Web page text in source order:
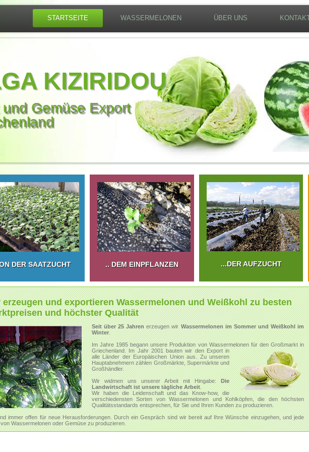
STARTSEITE WASSERMELONEN ÜBER UNS
KIZIRIDOU
Gemüse Export
DER SAATZUCHT .. DEM EINPFLANZEN ...DER AUFZUCHT
erzeugen und exportieren Wassermelonen und Weißkohl zu besten
und höchster Qualität
Seit über 25 Jahrenerzeugen wirWassermelonen im Sommer und Weißkohl im
Winter.
Im Jahre 1985 begann unsere Produktion von Wassermelonen für den Großmarkt in
Griechenland.Im Jahr 2001 bauten wir den Export in
alle Länder der Europäischen Union aus. Zu unseren
Hauptabnehmern zählen Großmärkte, Supermärkte und
Großhändler.
Wir widmen uns unserer Arbeit mit Hingabe:Die
Landwirtschaft ist unsere tägliche Arbeit.
Wir haben die Leidenschaft und das Know-how, die
verschiedensten Sorten von Wassermelonen und Kohlköpfen, die den höchsten
Qualitätsstandards entsprechen, für Sie und Ihren Kunden zu produzieren.
immer offen für neue Herausforderungen. Durch ein Gespräch sind wir bereit auf Ihre Wünsche einzugehen, und jede
Wassermelonen oder Gemüse zu produzieren.